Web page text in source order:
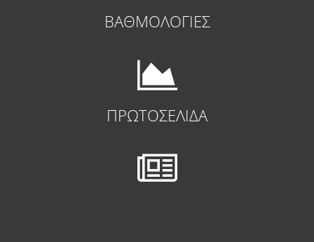
ΒΑΘΜΟΛΟΓΙΕΣ
ΠΡΩΤΟΣΕΛΙΔΑ